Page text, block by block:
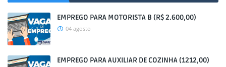
EMPREGO PARA MOTORISTA B (R$ 2.600,00)
04 agosto
EMPREGO PARA AUXILIAR DE COZINHA (1212,00)